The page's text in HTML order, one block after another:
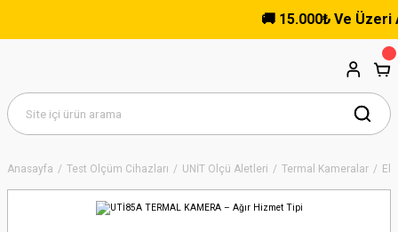
🚚 15.000₺ Ve Üzeri
Anasayfa Test Ölçüm Cihazları UNİT Ölçü Aletleri Termal Kameralar El